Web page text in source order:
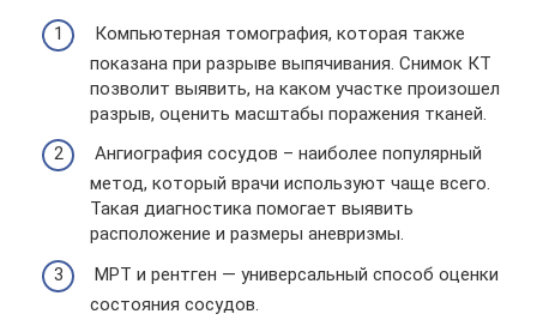
Компьютерная томография, которая также
показана при разрыве выпячивания. Снимок КТ
позволит выявить, на каком участке произошел
разрыв, оценить масштабы поражения тканей.
Ангиография сосудов – наиболее популярный
метод, который врачи используют чаще всего.
Такая диагностика помогает выявить
расположение и размеры аневризмы.
МРТ и рентген — универсальный способ оценки
состояния сосудов.